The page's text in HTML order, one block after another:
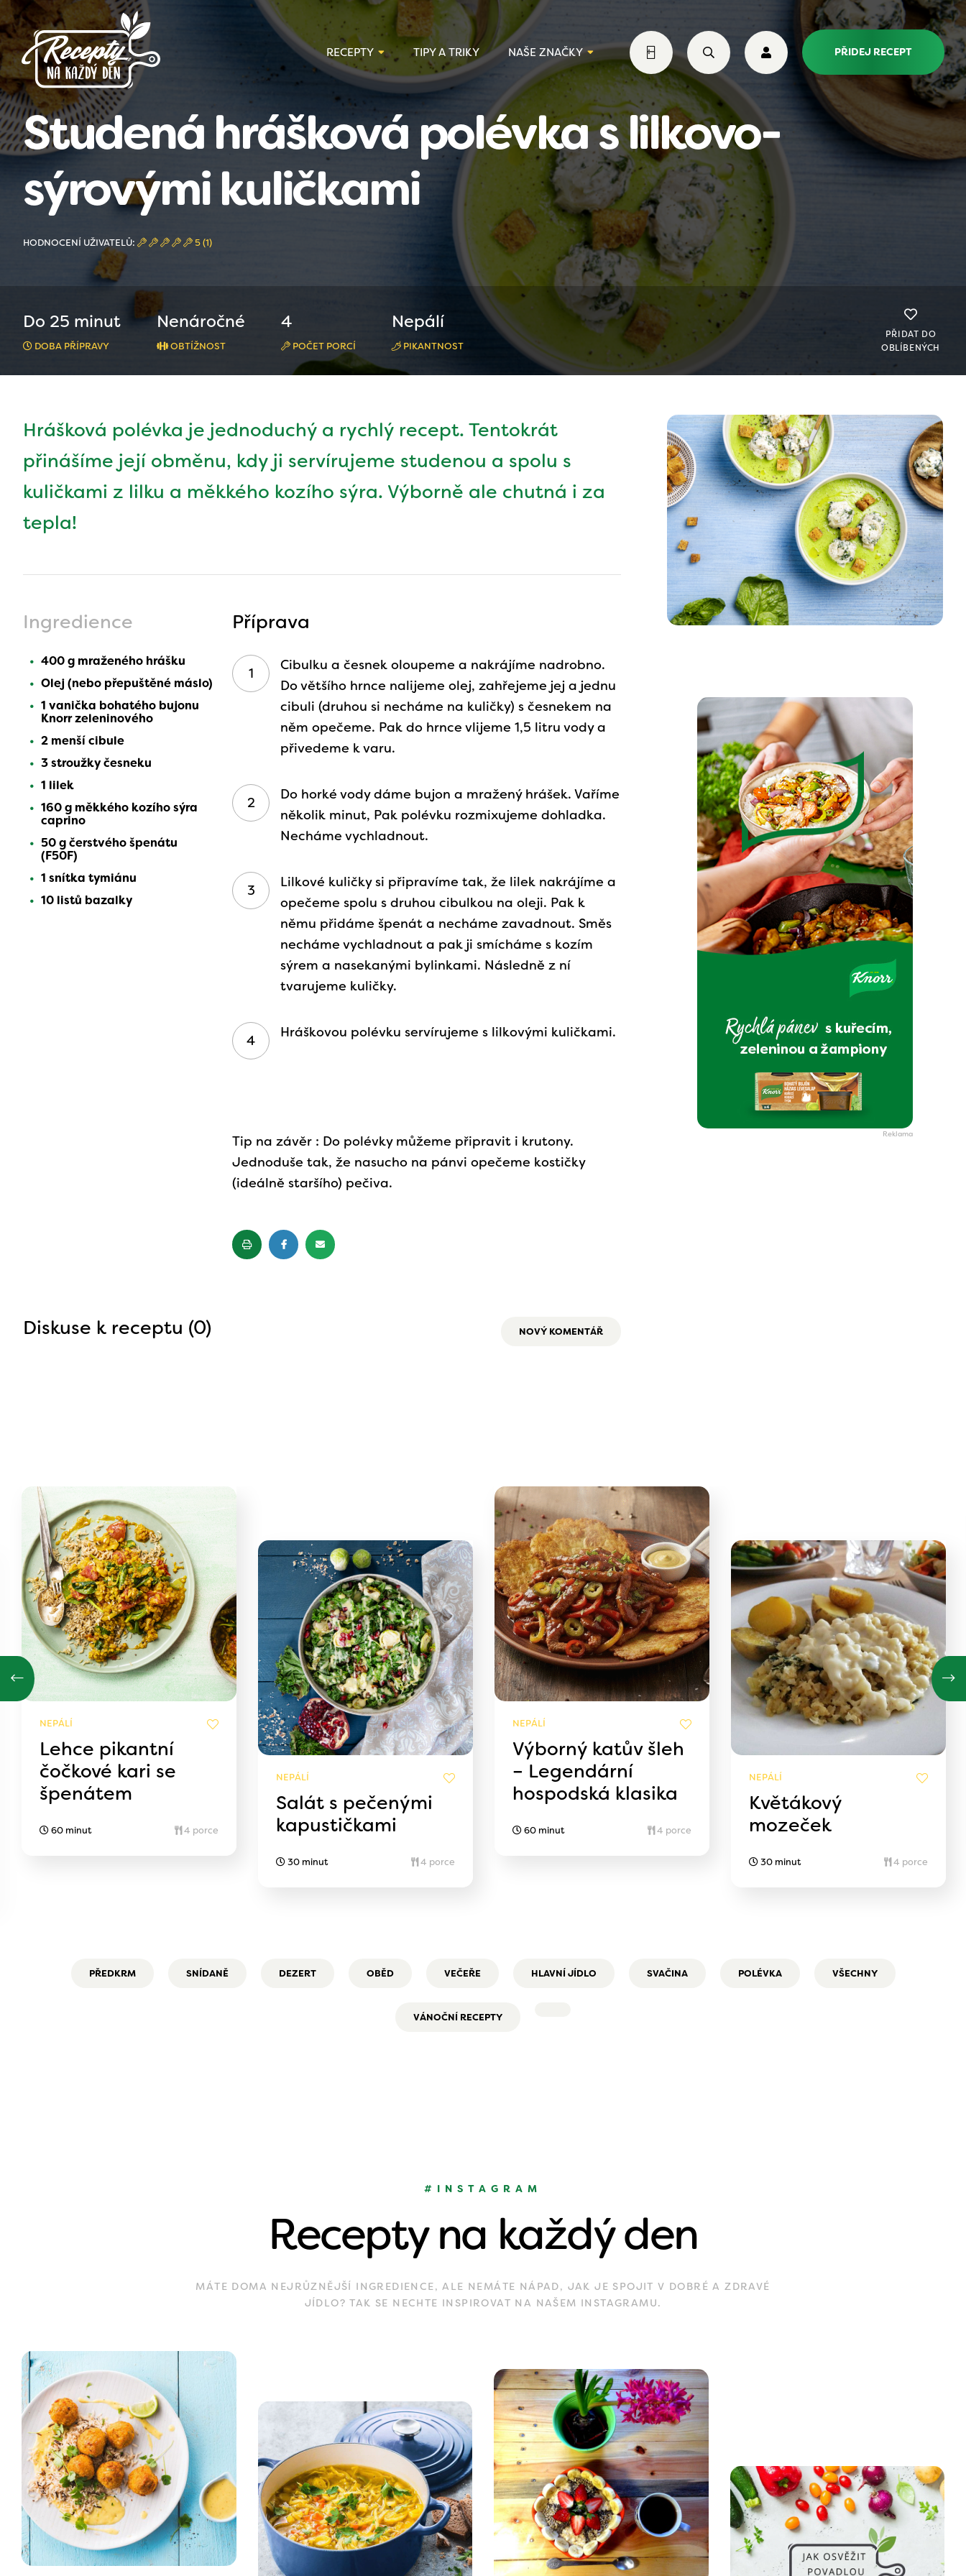
RECEPTY TIPY A TRIKY NAŠE ZNAČKY PŘIDEJ RECEPT
Studená hrášková polévka s lilkovo-
sýrovými kuličkami
HODNOCENÍ UŽIVATELŮ: 5 (1)
Do 25 minut
DOBA PŘÍPRAVY
Nenáročné
OBTÍŽNOST
4
POČET PORCÍ
Nepálí
PIKANTNOST
PŘIDAT DO
OBLÍBENÝCH
Hrášková polévka je jednoduchý a rychlý recept. Tentokrát
přinášíme její obměnu, kdy ji servírujeme studenou a spolu s
kuličkami z lilku a měkkého kozího sýra. Výborně ale chutná i za
tepla!
Ingredience
400 g mraženého hrášku
Olej (nebo přepuštěné máslo)
1 vanička bohatého bujonu
Knorr zeleninového
2 menší cibule
3 stroužky česneku
1 lilek
160 g měkkého kozího sýra
caprino
50 g čerstvého špenátu
(F50F)
1 snítka tymiánu
10 listů bazalky
Příprava
Cibulku a česnek oloupeme a nakrájíme nadrobno.
Do většího hrnce nalijeme olej, zahřejeme jej a jednu
cibuli (druhou si necháme na kuličky) s česnekem na
něm opečeme. Pak do hrnce vlijeme 1,5 litru vody a
přivedeme k varu.
Do horké vody dáme bujon a mražený hrášek. Vaříme
několik minut, Pak polévku rozmixujeme dohladka.
Necháme vychladnout.
Lilkové kuličky si připravíme tak, že lilek nakrájíme a
opečeme spolu s druhou cibulkou na oleji. Pak k
němu přidáme špenát a necháme zavadnout. Směs
necháme vychladnout a pak ji smícháme s kozím
sýrem a nasekanými bylinkami. Následně z ní
tvarujeme kuličky.
Hráškovou polévku servírujeme s lilkovými kuličkami.
Tip na závěr : Do polévky můžeme připravit i krutony.
Jednoduše tak, že nasucho na pánvi opečeme kostičky
(ideálně staršího) pečiva.
Diskuse k receptu (0) NOVÝ KOMENTÁŘ
NEPÁLÍ
Lehce pikantní
čočkové kari se
špenátem
60 minut 4 porce
NEPÁLÍ
Salát s pečenými
kapustičkami
30 minut 4 porce
NEPÁLÍ
Výborný katův šleh
– Legendární
hospodská klasika
60 minut 4 porce
NEPÁLÍ
Květákový
mozeček
30 minut 4 porce
PŘEDKRM SNÍDANĚ DEZERT OBĚD VEČEŘE HLAVNÍ JÍDLO SVAČINA POLÉVKA VŠECHNY
VÁNOČNÍ RECEPTY
#INSTAGRAM
Recepty na každý den
MÁTE DOMA NEJRŮZNĚJŠÍ INGREDIENCE, ALE NEMÁTE NÁPAD, JAK JE SPOJIT V DOBRÉ A ZDRAVÉ
JÍDLO? TAK SE NECHTE INSPIROVAT NA NAŠEM INSTAGRAMU.